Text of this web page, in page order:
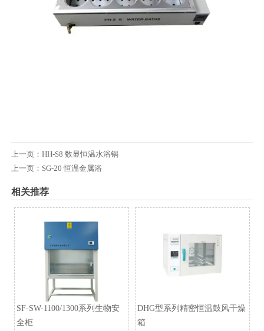
上一页： HH-S8 数显恒温水浴锅
上一页： SG-20 恒温金属浴
相关推荐
SF-SW-1100/1300系列生物安
全柜
DHG型系列精密恒温鼓风干燥
箱